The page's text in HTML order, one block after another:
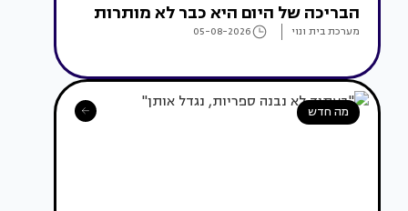
הבריכה של היום היא כבר לא מותרות
מערכת בית ונוי 05-08-2026
מה חדש